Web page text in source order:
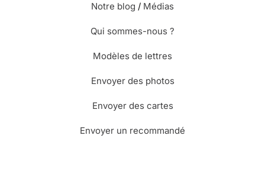
Notre blog / Médias
Qui sommes-nous ?
Modèles de lettres
Envoyer des photos
Envoyer des cartes
Envoyer un recommandé